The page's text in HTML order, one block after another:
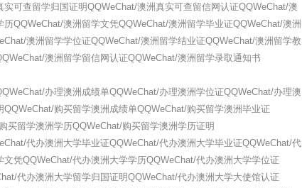
可查留学归国证明QQWeChat/澳洲真实可查留信网认证QQWeChat/澳
QQWeChat/澳洲留学文凭QQWeChat/澳洲留学毕业证QQWeChat/澳洲
澳洲留学学位证QQWeChat/澳洲留学结业证QQWeChat/澳洲留学教
澳洲留学留信网认证QQWeChat/澳洲留学录取通知书
办理澳洲成绩单QQWeChat/办理澳洲学位证QQWeChat/办理澳
购买留学澳洲成绩单QQWeChat/购买留学澳洲毕业证
买留学澳洲学历QQWeChat/购买留学澳洲学历证明
代办澳洲大学毕业证QQWeChat/代办澳洲大学毕业证QQWeChat/代
凭QQWeChat/代办澳洲大学学历QQWeChat/代办澳洲大学学位证
代办澳洲大学留学归国证明QQWeChat/代办澳洲大学大使馆认证